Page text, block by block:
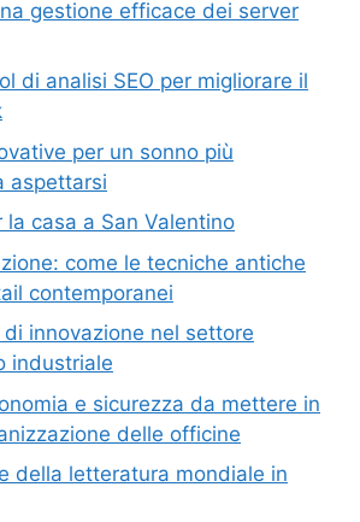
gestione efficace dei server
di analisi SEO per migliorare il
per un sonno più
aspettarsi
la casa a San Valentino
come le tecniche antiche
contemporanei
innovazione nel settore
industriale
e sicurezza da mettere in
delle officine
della letteratura mondiale in